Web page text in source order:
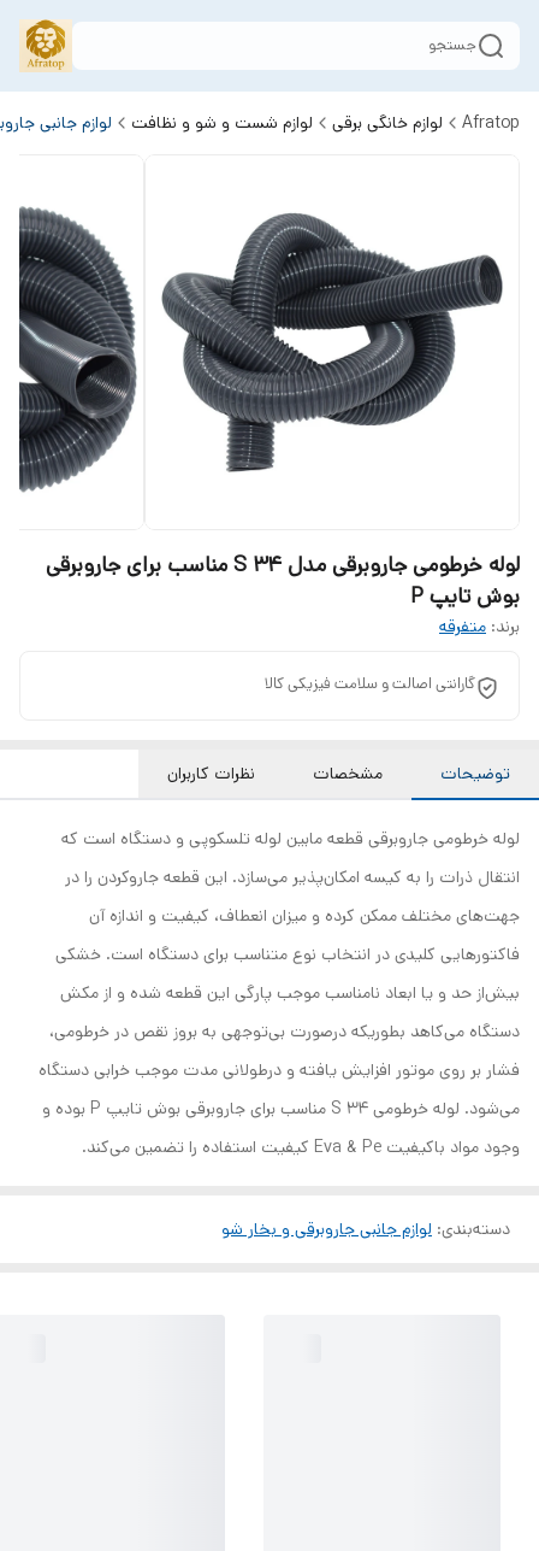
جستجو
Afratop لوازم خانگی برقی لوازم شست و شو و نظافت لوازم جانبی
لوله خرطومی جاروبرقی مدل S 34 مناسب برای جاروبرقی
بوش تایپ P
برند: متفرقه
گارانتی اصالت و سلامت فیزیکی کالا
توضیحات مشخصات نظرات کاربران
لوله خرطومی جاروبرقی قطعه مابین لوله تلسکوپی و دستگاه است که
انتقال ذرات را به کیسه امکان‌پذیر می‌سازد. این قطعه جاروکردن را در
جهت‌های مختلف ممکن کرده و میزان انعطاف، کیفیت و اندازه آن
فاکتورهایی کلیدی در انتخاب نوع متناسب برای دستگاه است. خشکی
بیش‌از حد و یا ابعاد نامناسب موجب پارگی این قطعه شده و از مکش
دستگاه می‌کاهد بطوریکه درصورت بی‌توجهی به بروز نقص در خرطومی،
فشار بر روی موتور افزایش یافته و درطولانی مدت موجب خرابی دستگاه
می‌شود. لوله خرطومی S 34 مناسب برای جاروبرقی بوش تایپ P بوده و
وجود مواد باکیفیت Eva & Pe کیفیت استفاده را تضمین می‌کند.
دسته‌بندی: لوازم جانبی جاروبرقی و بخار شو